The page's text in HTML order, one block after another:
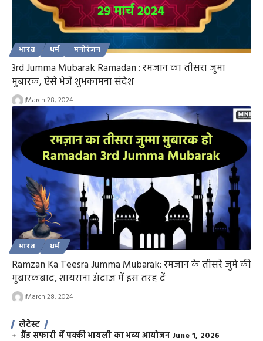
भारत धर्म मनोरंजन
3rd Jumma Mubarak Ramadan : रमजान का तीसरा जुमा
मुबारक, ऐसे भेजें शुभकामना संदेश
March 28, 2024
भारत धर्म
Ramzan Ka Teesra Jumma Mubarak: रमजान के तीसरे जुमे की
मुबारकबाद, शायराना अंदाज में इस तरह दें
March 28, 2024
लेटेस्ट
ग्रैंड सफारी में पक्की भायली का भव्य आयोजन June 1, 2026